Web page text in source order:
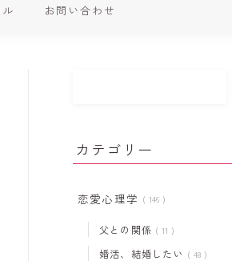
お問い合わせ
カテゴリー
恋愛心理学 146
父との関係 11
婚活、結婚したい 48